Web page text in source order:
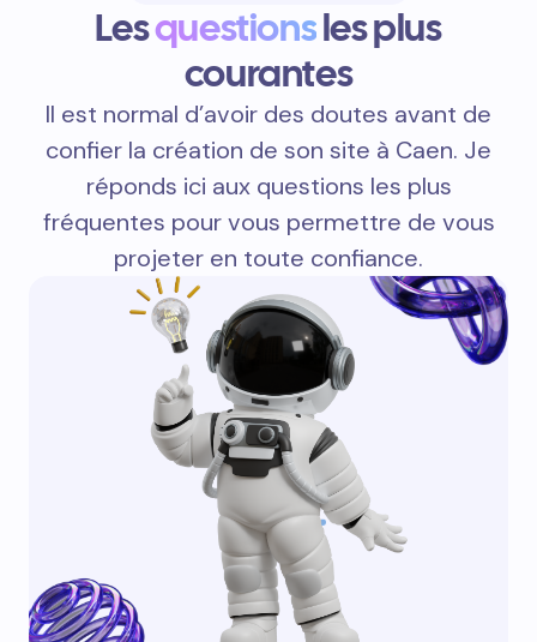
Lesquestionsles plus
courantes
Il est normal d’avoir des doutes avant de
confier la création de son site à Caen. Je
réponds ici aux questions les plus
fréquentes pour vous permettre de vous
projeter en toute confiance.